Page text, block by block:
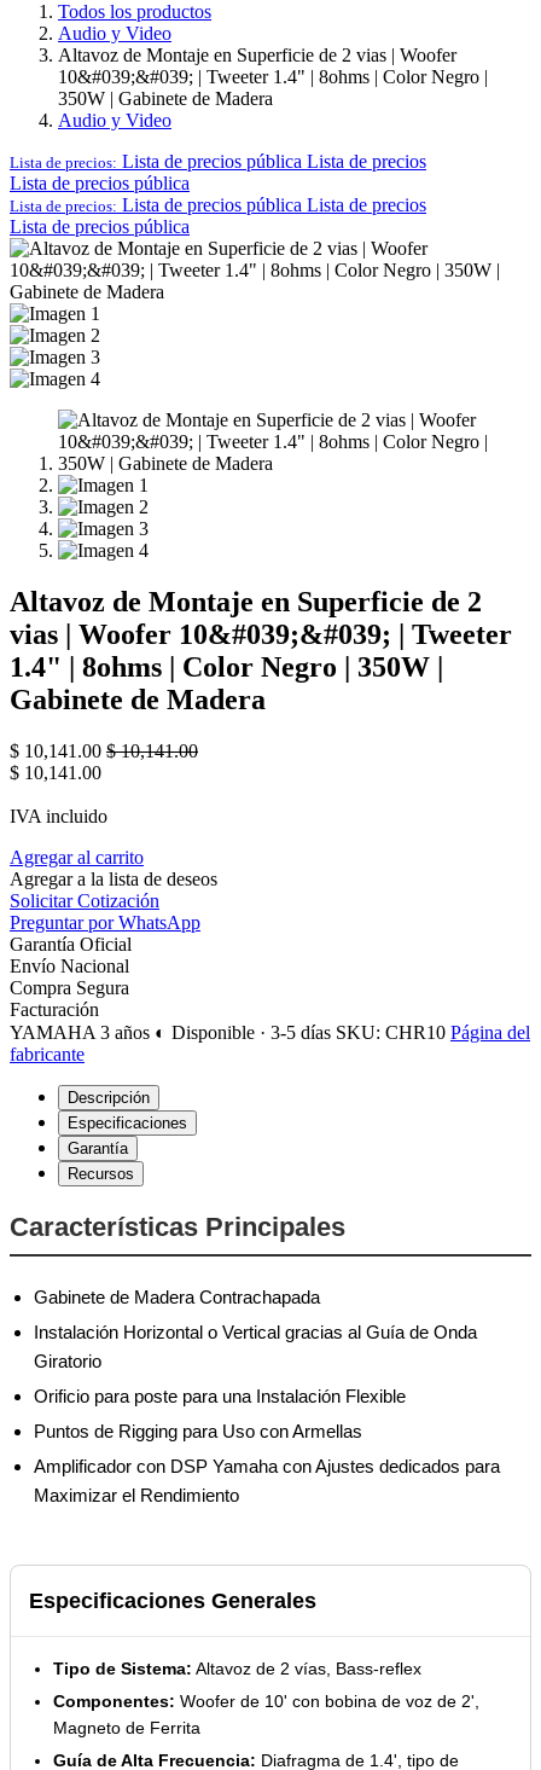
Todos los productos
Audio y Video
Altavoz de Montaje en Superficie de 2 vias | Woofer
10&#039;&#039; | Tweeter 1.4" | 8ohms | Color Negro |
350W | Gabinete de Madera
Audio y Video
Lista de precios: Lista de precios pública Lista de precios
Lista de precios pública
Lista de precios: Lista de precios pública Lista de precios
Lista de precios pública
Altavoz de Montaje en Superficie de 2
vias | Woofer 10&#039;&#039; | Tweeter
1.4" | 8ohms | Color Negro | 350W |
Gabinete de Madera
$ 10,141.00 $10,141.00
$ 10,141.00
IVA incluido
Agregar al carrito
Agregar a la lista de deseos
Solicitar Cotización
Preguntar por WhatsApp
Garantía Oficial
Envío Nacional
Compra Segura
Facturación
YAMAHA 3 años ◐ Disponible · 3-5 días SKU: CHR10 Página del
fabricante
Descripción
Especificaciones
Garantía
Recursos
Características Principales
Gabinete de Madera Contrachapada
Instalación Horizontal o Vertical gracias al Guía de Onda
Giratorio
Orificio para poste para una Instalación Flexible
Puntos de Rigging para Uso con Armellas
Amplificador con DSP Yamaha con Ajustes dedicados para
Maximizar el Rendimiento
Especificaciones Generales
Tipo de Sistema: Altavoz de 2 vías, Bass-reflex
Componentes: Woofer de 10' con bobina de voz de 2',
Magneto de Ferrita
Guía de Alta Frecuencia: Diafragma de 1.4', tipo de